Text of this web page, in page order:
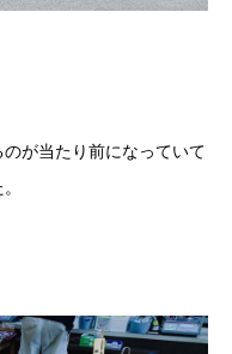
が当たり前になっていて